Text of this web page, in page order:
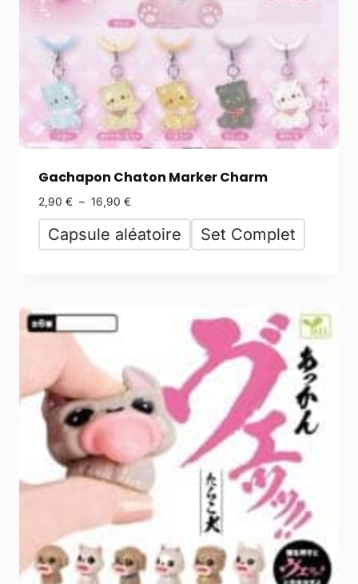
Gachapon Chaton Marker Charm
2,90 € – 16,90 €
Capsule aléatoire Set Complet